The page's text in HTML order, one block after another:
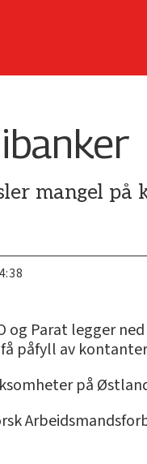
mangel
Parat legger
påfyll av
på